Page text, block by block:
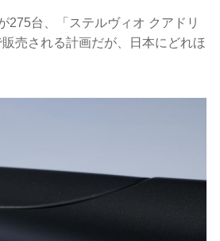
275台、「ステルヴィオ クアドリ
売される計画だが、日本にどれほ